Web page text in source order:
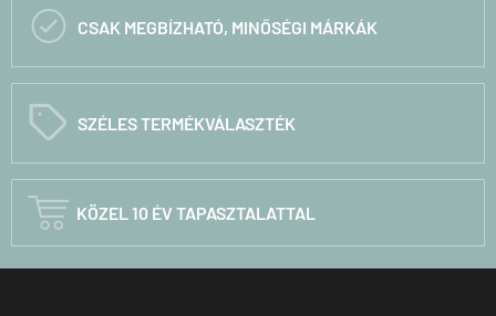
 CSAK MEGBÍZHATÓ, MINŐSÉGI MÁRKÁK
C SZÉLES TERMÉKVÁLASZTÉK
 KÖZEL 10 ÉV TAPASZTALATTAL